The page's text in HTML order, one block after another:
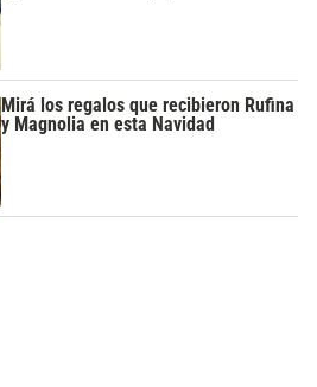
Mirá los regalos que recibieron Rufina
y Magnolia en esta Navidad